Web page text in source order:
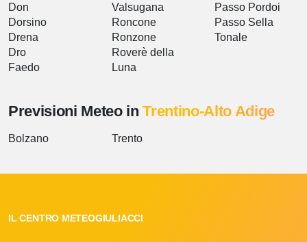
Don
Dorsino
Drena
Dro
Faedo
Valsugana
Roncone
Ronzone
Roverè della
Luna
Passo Pordoi
Passo Sella
Tonale
Previsioni Meteo inTrentino-Alto Adige
Bolzano Trento
IL CENTRO METEOGIULIACCI